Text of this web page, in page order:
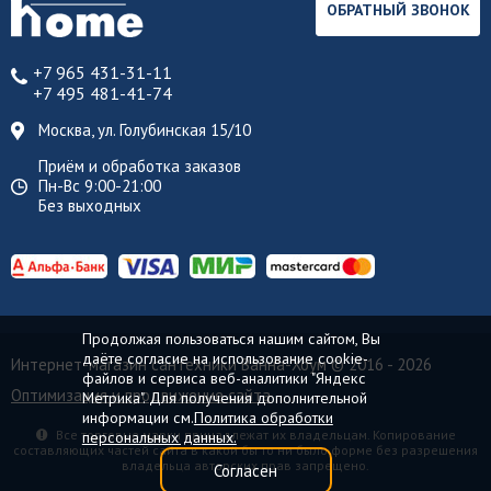
+7 965 431-31-11
+7 495 481-41-74
Москва, ул. Голубинская 15/10
Приём и обработка заказов
Пн-Вс 9:00-21:00
Без выходных
ОБРАТНЫЙ ЗВОНОК
Интернет-магазин сантехники Ванна-Хоум© 2016 - 2026
Оптимизация и продвижение сайта
Все торговые марки принадлежат их владельцам. Копирование
составляющих частей сайта в какой бы то ни было форме без разрешения
владельца авторских прав запрещено.
Продолжая пользоваться нашим сайтом, Вы
даёте согласие на использование cookie-
файлов и сервиса веб-аналитики "Яндекс
Метрика". Для получения дополнительной
информации см.Политика обработки
персональных данных.
Согласен